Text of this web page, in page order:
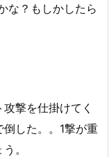
な？もしかしたら
撃を仕掛けてく
した。。1撃が重
。